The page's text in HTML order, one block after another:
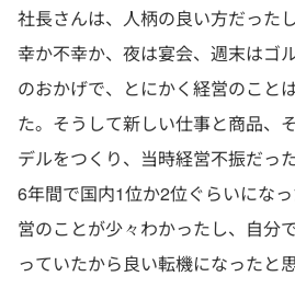
社長さんは、人柄の良い方だった
幸か不幸か、夜は宴会、週末はゴ
のおかげで、とにかく経営のこと
た。そうして新しい仕事と商品、
デルをつくり、当時経営不振だっ
6年間で国内1位か2位ぐらいにな
営のことが少々わかったし、自分
っていたから良い転機になったと